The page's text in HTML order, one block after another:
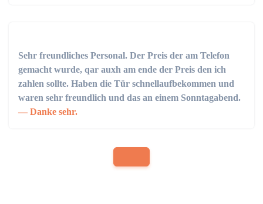
Sehr freundliches Personal. Der Preis der am Telefon
gemacht wurde, qar auxh am ende der Preis den ich
zahlen sollte. Haben die Tür schnellaufbekommen und
waren sehr freundlich und das an einem Sonntagabend.
Danke sehr.